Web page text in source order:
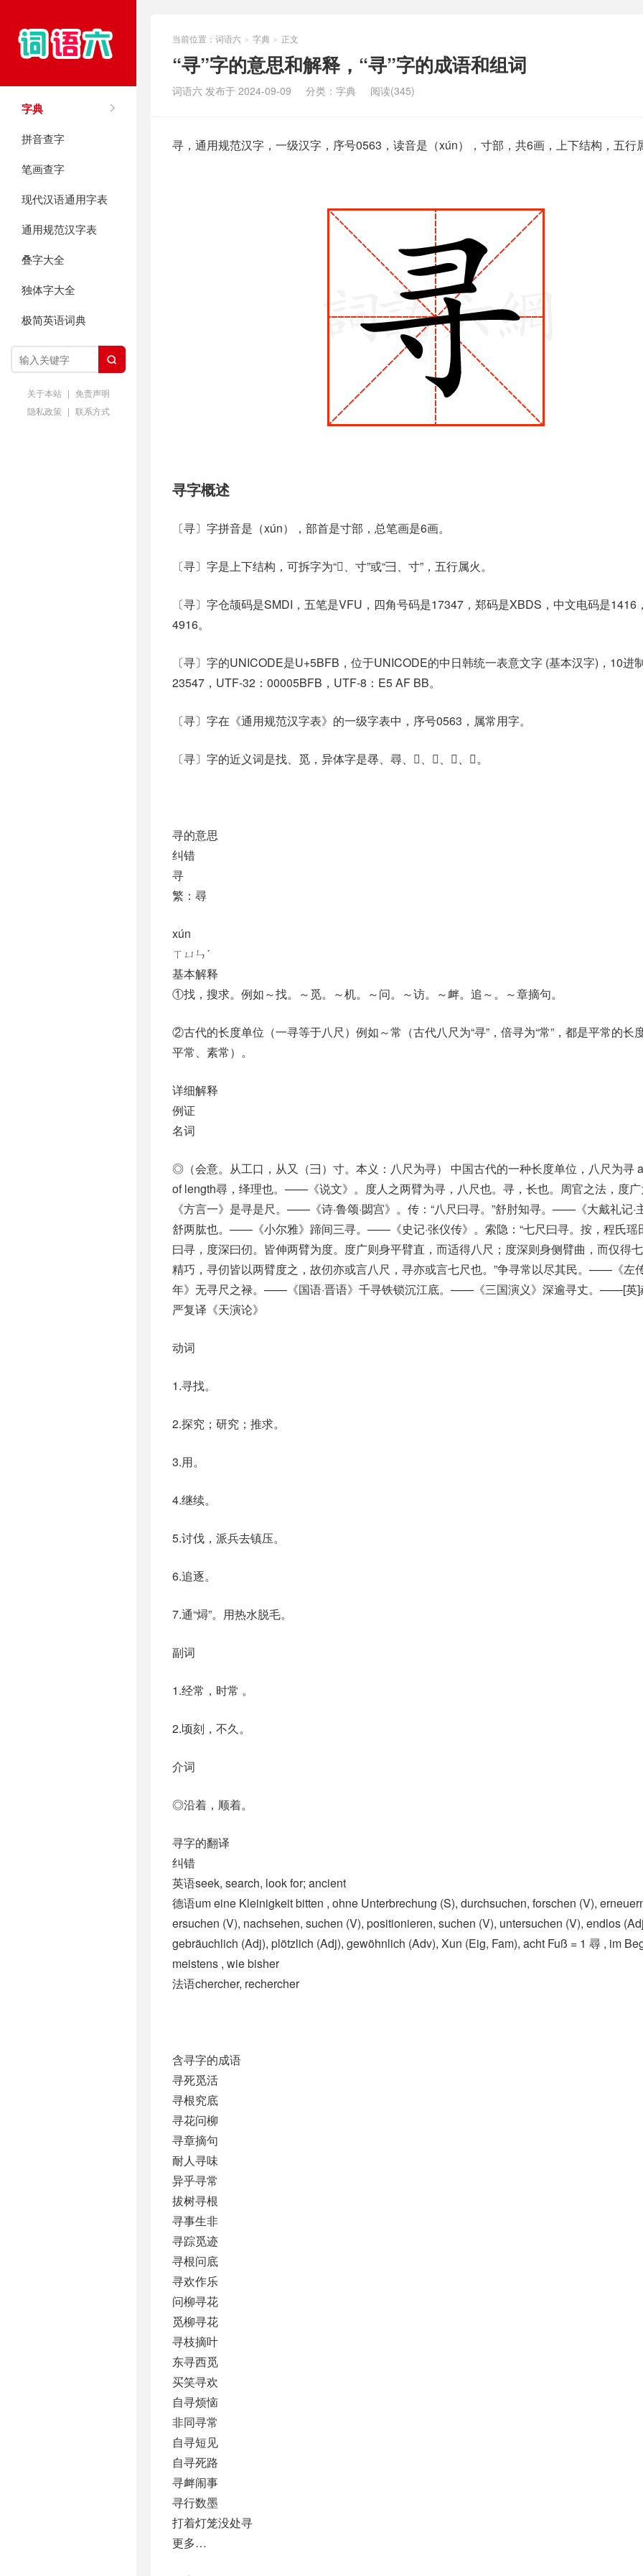
字典
拼音查字
笔画查字
现代汉语通用字表
通用规范汉字表
叠字大全
独体字大全
极简英语词典

关于本站 | 免责声明
隐私政策 | 联系方式
当前位置： 词语六 > 字典 > 正文
“寻”字的意思和解释，“寻”字的成语和组词
词语六 发布于 2024-09-09 分类： 字典 阅读(345)
寻，通用规范汉字，一级汉字，序号0563，读音是（xún），寸部，共6画，上下结构，五行
寻字概述
〔寻〕字拼音是（xún），部首是寸部，总笔画是6画。
〔寻〕字是上下结构，可拆字为“𫜹、寸”或“彐、寸”，五行属火。
〔寻〕字仓颉码是SMDI，五笔是VFU，四角号码是17347，郑码是XBDS，中文电码是1416
4916。
〔寻〕字的UNICODE是U+5BFB，位于UNICODE的中日韩统一表意文字 (基本汉字)，10进
23547，UTF-32：00005BFB，UTF-8：E5 AF BB。
〔寻〕字在《通用规范汉字表》的一级字表中，序号0563，属常用字。
〔寻〕字的近义词是找、觅，异体字是㝷、尋、𡬰、𡬶、𡬻、𢒫。
寻的意思
纠错
寻
繁：尋
xún
ㄒㄩㄣˊ
基本解释
①找，搜求。例如～找。～觅。～机。～问。～访。～衅。追～。～章摘句。
②古代的长度单位（一寻等于八尺）例如～常（古代八尺为“寻”，倍寻为“常”，都是平常的长
平常、素常）。
详细解释
例证
名词
◎（会意。从工口，从又（彐）寸。本义：八尺为寻） 中国古代的一种长度单位，八尺为寻
of length尋，绎理也。——《说文》。度人之两臂为寻，八尺也。寻，长也。周官之法，度
《方言一》是寻是尺。——《诗·鲁颂·閟宫》。传：“八尺曰寻。”舒肘知寻。——《大戴礼记·
舒两肱也。——《小尔雅》蹄间三寻。——《史记·张仪传》。索隐：“七尺曰寻。按，程氏瑶
曰寻，度深曰仞。皆伸两臂为度。度广则身平臂直，而适得八尺；度深则身侧臂曲，而仅得
精巧，寻仞皆以两臂度之，故仞亦或言八尺，寻亦或言七尺也。”争寻常以尽其民。——《左
年》无寻尺之禄。——《国语·晋语》千寻铁锁沉江底。——《三国演义》深逾寻丈。——[英]
严复译《天演论》
动词
1.寻找。
2.探究；研究；推求。
3.用。
4.继续。
5.讨伐，派兵去镇压。
6.追逐。
7.通“燖”。用热水脱毛。
副词
1.经常，时常 。
2.顷刻，不久。
介词
◎沿着，顺着。
寻字的翻译
纠错
英语seek, search, look for; ancient
德语um eine Kleinigkeit bitten , ohne Unterbrechung (S)​, durchsuchen, forschen (V)​,
ersuchen (V)​, nachsehen, suchen (V)​, positionieren, suchen (V)​, untersuchen (V)​, endlos
gebräuchlich (Adj)​, plötzlich (Adj)​, gewöhnlich (Adv)​, Xun (Eig, Fam)​, acht Fuß = 1 尋 , im
meistens , wie bisher
法语chercher, rechercher
含寻字的成语
寻死觅活
寻根究底
寻花问柳
寻章摘句
耐人寻味
异乎寻常
拔树寻根
寻事生非
寻踪觅迹
寻根问底
寻欢作乐
问柳寻花
觅柳寻花
寻枝摘叶
东寻西觅
买笑寻欢
自寻烦恼
非同寻常
自寻短见
自寻死路
寻衅闹事
寻行数墨
打着灯笼没处寻
更多…